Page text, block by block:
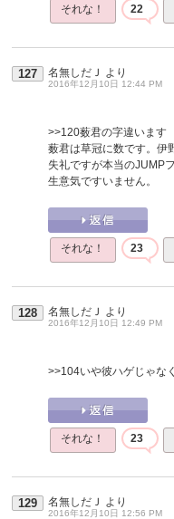
それな！ 22
127 名無しだＪ より
2016年12月10日 12:44 PM
>>120薮君の字違います
薮君は草冠に数です。伊
失礼ですが本当のJUMP
生意気ですいません。
それな！ 23
128 名無しだＪ より
2016年12月10日 12:49 PM
>>104いや彼ハゲじゃな
それな！ 23
129 名無しだＪ より
2016年12月10日 12:56 PM